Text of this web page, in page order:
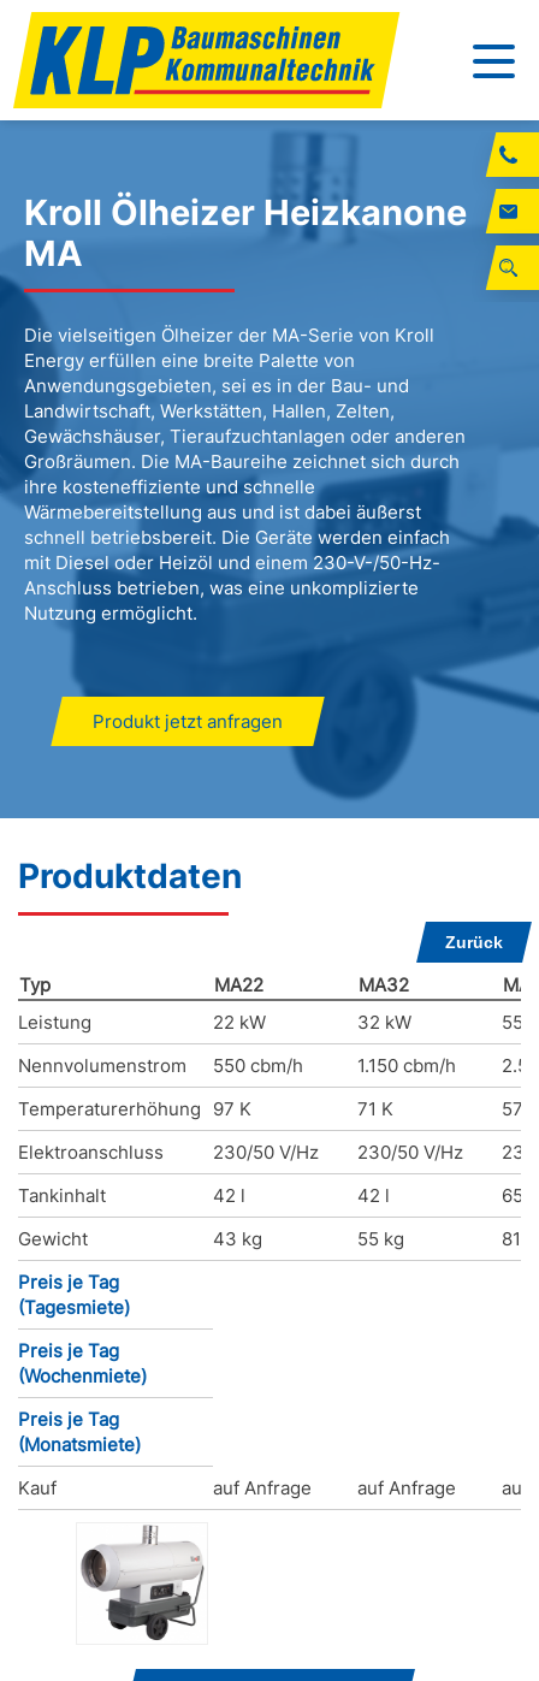
Kroll Ölheizer Heizkanone
MA
Die vielseitigen Ölheizer der MA-Serie von Kroll
Energy erfüllen eine breite Palette von
Anwendungsgebieten, sei es in der Bau- und
Landwirtschaft, Werkstätten, Hallen, Zelten,
Gewächshäuser, Tieraufzuchtanlagen oder anderen
Großräumen. Die MA-Baureihe zeichnet sich durch
ihre kosteneffiziente und schnelle
Wärmebereitstellung aus und ist dabei äußerst
schnell betriebsbereit. Die Geräte werden einfach
mit Diesel oder Heizöl und einem 230-V-/50-Hz-
Anschluss betrieben, was eine unkomplizierte
Nutzung ermöglicht.
Produkt jetzt anfragen
Produktdaten
Zurück
Typ MA22 MA32
Leistung
22 kW 32 kW
55
Nennvolumenstrom
550 cbm/h 1.150 cbm/h
Temperaturerhöhung
97 K 71 K
57 K
Elektroanschluss
230/50 V/Hz 230/50 V/Hz
Tankinhalt
42 l 42 l
65 l
Gewicht
43 kg 55 kg
81
Preis je Tag
(Tagesmiete)
Preis je Tag
(Wochenmiete)
Preis je Tag
(Monatsmiete)
Kauf
auf Anfrage auf Anfrage auf